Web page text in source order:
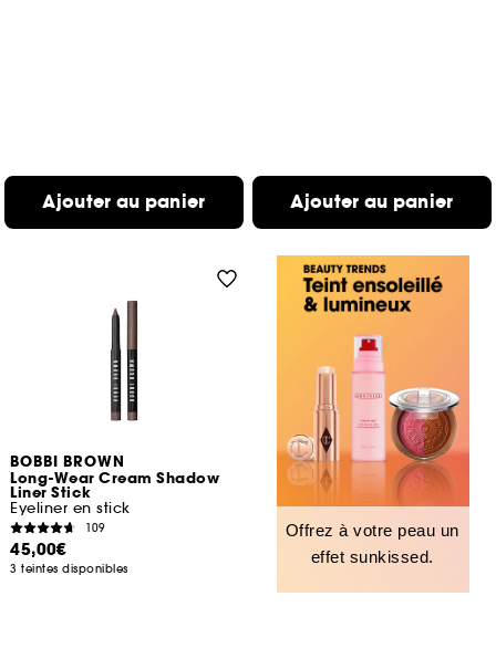
Ajouter au panier Ajouter au panier
BOBBI BROWN
Long-Wear Cream Shadow
Liner Stick
Eyeliner en stick
109
45,00€
3 teintes disponibles
Offrez à votre peau un
effet sunkissed.